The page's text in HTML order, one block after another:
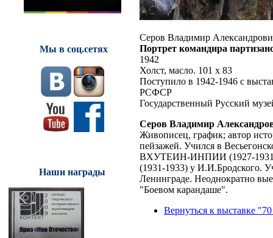
Мы в соц.сетях
Наши награды
Серов Владимир
Портрет командира
1942
Холст, масло. 101 х 83
Поступило в 1942-1946 с
РСФСР
Государственный Русский
Серов Владимир
Живописец, график; автор
пейзажей. Учился в
ВХУТЕИН-ИНПИИ (1927-1931)
(1931-1933) у И.И.Бродского.
Ленинграде. Неоднократно
"Боевом карандаше".
Вернуться к выставке